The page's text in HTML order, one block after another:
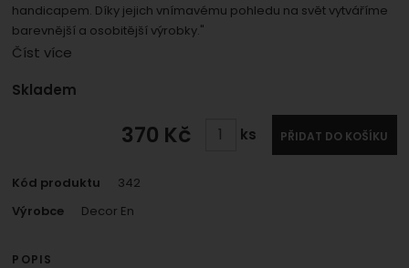
handicapem. Díky jejich vnímavému pohledu na svět vytváříme
barevnější a osobitější výrobky."
Číst více
Dostupnost:
Skladem
370 Kč ks PŘIDAT DO KOŠÍKU
Kód produktu
342
Výrobce
Decor En
POPIS